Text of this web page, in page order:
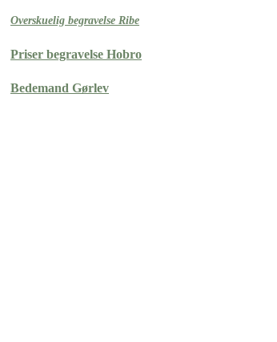
Overskuelig begravelse Ribe
Priser begravelse Hobro
Bedemand Gørlev